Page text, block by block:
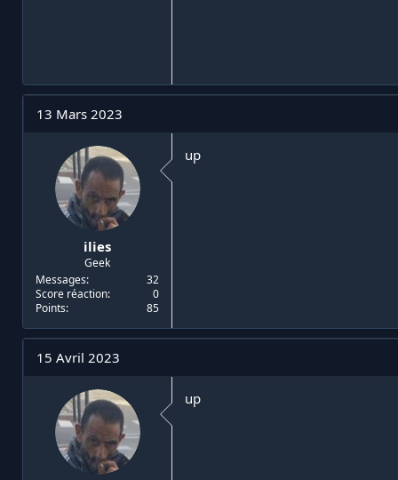
13 Mars 2023
ilies
Geek
Messages
32
Score réaction
0
Points
85
up
15 Avril 2023
up